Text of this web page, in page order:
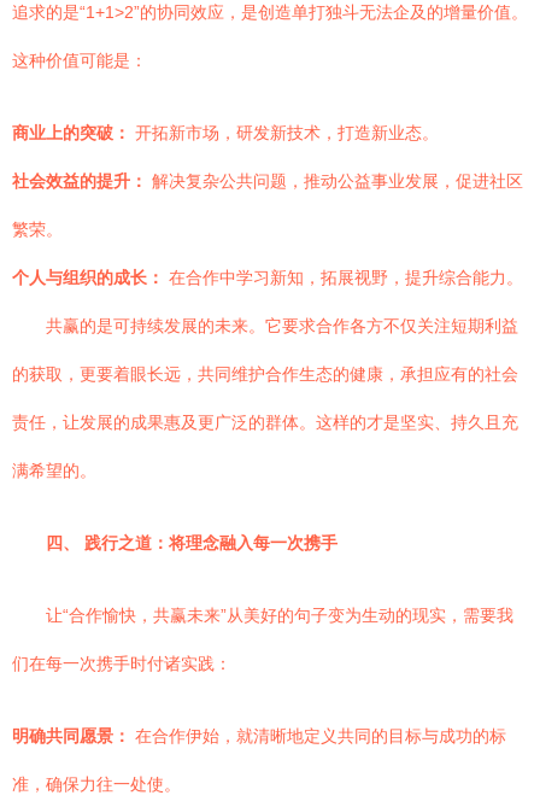
追求的是“1+1>2”的协同效应，是创造单打独斗无法企及的增量价值。
这种价值可能是：
商业上的突破： 开拓新市场，研发新技术，打造新业态。
社会效益的提升： 解决复杂公共问题，推动公益事业发展，促进社区
繁荣。
个人与组织的成长： 在合作中学习新知，拓展视野，提升综合能力。
共赢的是可持续发展的未来。它要求合作各方不仅关注短期利益
的获取，更要着眼长远，共同维护合作生态的健康，承担应有的社会
责任，让发展的成果惠及更广泛的群体。这样的才是坚实、持久且充
满希望的。
四、 践行之道：将理念融入每一次携手
让“合作愉快，共赢未来”从美好的句子变为生动的现实，需要我
们在每一次携手时付诸实践：
明确共同愿景： 在合作伊始，就清晰地定义共同的目标与成功的标
准，确保力往一处使。